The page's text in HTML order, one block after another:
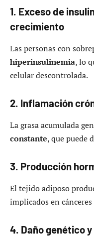
1. Exceso de
crecimiento
Las personas con
hiperinsulinemia, lo
celular descontrolada.
2. Inflamación
La grasa acumulada
constante, que puede
3. Producción
El tejido adiposo
implicados en
4. Daño genético